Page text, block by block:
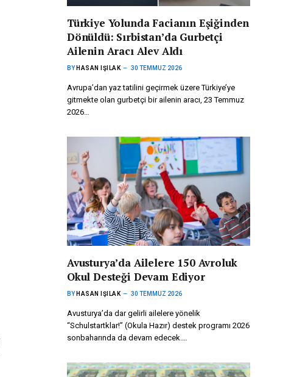
Türkiye Yolunda Facianın Eşiğinden
Dönüldü: Sırbistan’da Gurbetçi
Ailenin Aracı Alev Aldı
BY HASAN IŞILAK 30 TEMMUZ 2026
Avrupa’dan yaz tatilini geçirmek üzere Türkiye’ye
gitmekte olan gurbetçi bir ailenin aracı, 23 Temmuz
2026…
Avusturya’da Ailelere 150 Avroluk
Okul Desteği Devam Ediyor
BY HASAN IŞILAK 30 TEMMUZ 2026
Avusturya’da dar gelirli ailelere yönelik
“Schulstartklar!” (Okula Hazır) destek programı 2026
sonbaharında da devam edecek.…